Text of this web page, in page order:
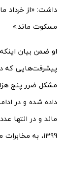
مسکوت ماند.»
او ضمن بیان
پیشرفت‌هایی که
مشکل ضرر پنج
داده شده و در
ماند و در انتها
1399، به مخابرات منتقل شد.»